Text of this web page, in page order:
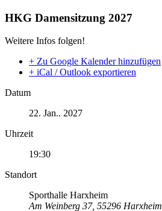
HKG Damensitzung 2027
Weitere Infos folgen!
+ Zu Google Kalender hinzufügen
+ iCal / Outlook exportieren
Datum
22. Jan.. 2027
Uhrzeit
19:30
Standort
Sporthalle Harxheim
Am Weinberg 37, 55296 Harxheim